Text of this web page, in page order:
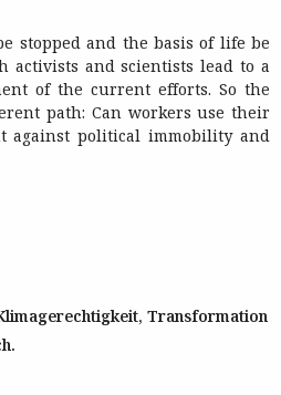
stopped and the basis of life be
activists and scientists lead to a
of the current efforts. So the
path: Can workers use their
against political immobility and
Transformation